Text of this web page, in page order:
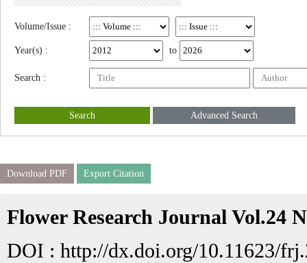
Volume/Issue :
Year(s) : to
Search :
Search Advanced Search
Download PDF Export Citation
Flower Research Journal Vol.24
DOI : http://dx.doi.org/10.11623/